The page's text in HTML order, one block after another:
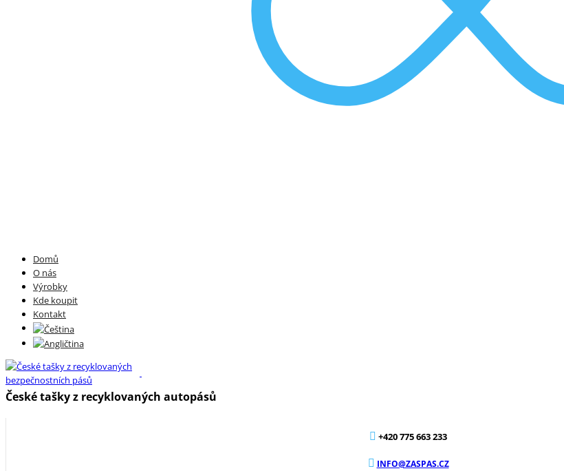
Domů
O nás
Výrobky
Kde koupit
Kontakt
České tašky z recyklovaných autopásů
+420 775 663 233
INFO@ZASPAS.CZ